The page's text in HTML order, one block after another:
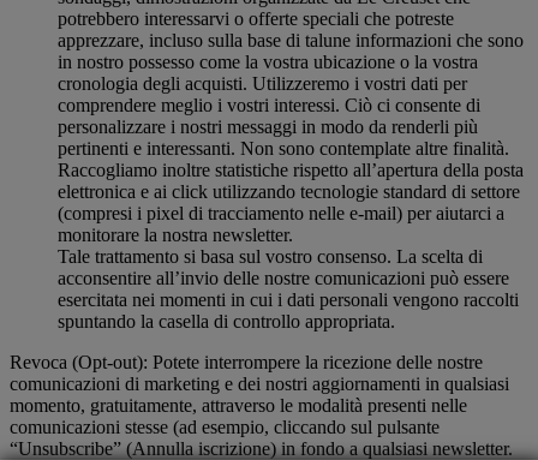
potrebbero interessarvi o offerte speciali che potreste
apprezzare, incluso sulla base di talune informazioni che sono
in nostro possesso come la vostra ubicazione o la vostra
cronologia degli acquisti. Utilizzeremo i vostri dati per
comprendere meglio i vostri interessi. Ciò ci consente di
personalizzare i nostri messaggi in modo da renderli più
pertinenti e interessanti. Non sono contemplate altre finalità.
Raccogliamo inoltre statistiche rispetto all’apertura della posta
elettronica e ai click utilizzando tecnologie standard di settore
(compresi i pixel di tracciamento nelle e-mail) per aiutarci a
monitorare la nostra newsletter.
Tale trattamento si basa sul vostro consenso. La scelta di
acconsentire all’invio delle nostre comunicazioni può essere
esercitata nei momenti in cui i dati personali vengono raccolti
spuntando la casella di controllo appropriata.
Revoca (Opt-out): Potete interrompere la ricezione delle nostre
comunicazioni di marketing e dei nostri aggiornamenti in qualsiasi
momento, gratuitamente, attraverso le modalità presenti nelle
comunicazioni stesse (ad esempio, cliccando sul pulsante
“Unsubscribe” (Annulla iscrizione) in fondo a qualsiasi newsletter.